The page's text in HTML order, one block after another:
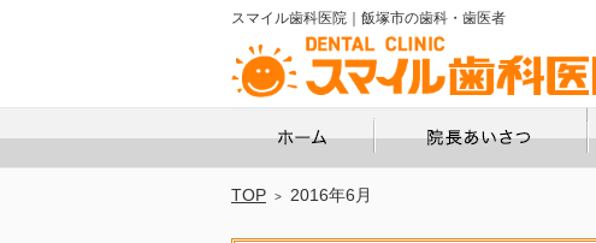
スマイル歯科医院｜飯塚市の歯科・歯医者
ホーム
TOP 2016年6月